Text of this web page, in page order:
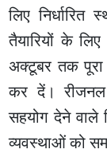
लिए निर्धारित
तैयारियों के
अक्टूबर तक पूरा
कर दें। रीजनल
सहयोग देने वाले
व्यवस्थाओं को